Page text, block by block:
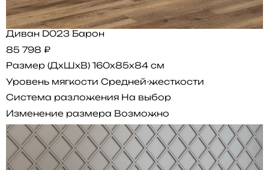
Диван D023 Барон
85 798 ₽
Размер (ДхШхВ) 160x85x84 см
Уровень мягкости Средней-жесткости
Система разложения На выбор
Изменение размера Возможно